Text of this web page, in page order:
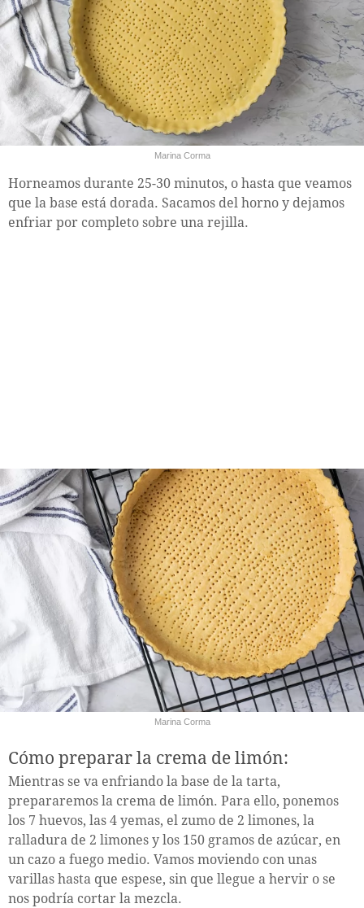
Marina Corma
Horneamos durante 25-30 minutos, o hasta que veamos
que la base está dorada. Sacamos del horno y dejamos
enfriar por completo sobre una rejilla.
Marina Corma
Cómo preparar la crema de limón:
Mientras se va enfriando la base de la tarta,
prepararemos la crema de limón. Para ello, ponemos
los 7 huevos, las 4 yemas, el zumo de 2 limones, la
ralladura de 2 limones y los 150 gramos de azúcar, en
un cazo a fuego medio. Vamos moviendo con unas
varillas hasta que espese, sin que llegue a hervir o se
nos podría cortar la mezcla.